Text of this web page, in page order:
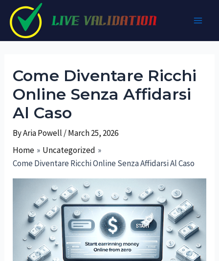
content
Come Diventare Ricchi
Online Senza Affidarsi
Al Caso
ByAria Powell /March 25, 2026
Home
Uncategorized
Come Diventare Ricchi Online Senza Affidarsi Al Caso